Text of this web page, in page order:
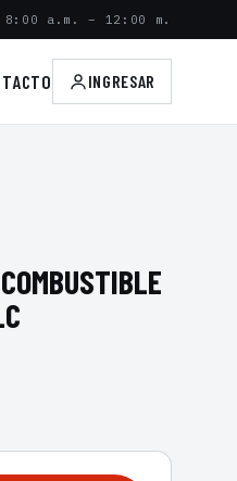
a.m. – 12:00 m.
INGRESAR